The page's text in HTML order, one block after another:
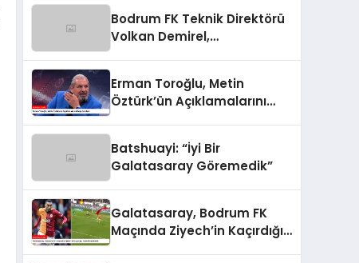
Bodrum FK Teknik Direktörü
Volkan Demirel,
Erman Toroğlu, Metin
Öztürk’ün Açıklamalarını
Batshuayi: “İyi Bir
Galatasaray Göremedik”
Galatasaray, Bodrum FK
Maçında Ziyech’in Kaçırdığı